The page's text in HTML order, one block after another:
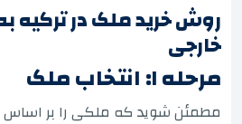
روش خرید ملک در ترکیه
خارجی
مرحله ۱: انتخاب ملک
مطمئن شوید که ملکی را بر اساس